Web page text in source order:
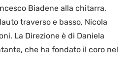
Biadene alla chitarra,
traverso e basso, Nicola
La Direzione è di Daniela
che ha fondato il coro nel